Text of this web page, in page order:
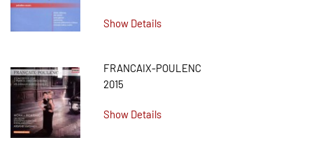
Show Details
FRANCAIX-POULENC
2015
Show Details